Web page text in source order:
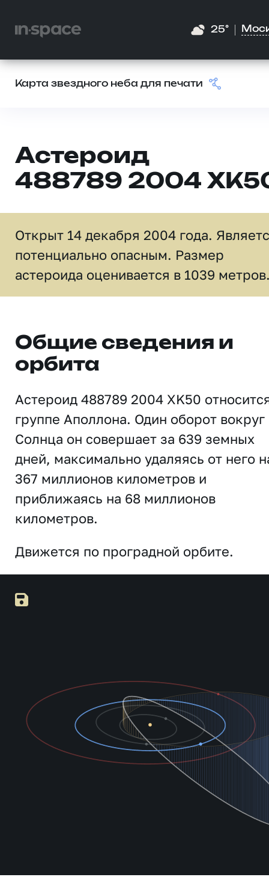
25°
Карта звездного неба для печати
Астероид
488789 2004
Открыт 14 декабря 2004 года.
потенциально опасным. Размер
астероида оценивается в 1039
Общие сведения и
орбита
Астероид 488789 2004 XK50
группе Аполлона. Один оборот вокруг
Солнца он совершает за 639 земных
дней, максимально удаляясь от него
367 миллионов километров и
приближаясь на 68 миллионов
километров.
Движется по проградной орбите.